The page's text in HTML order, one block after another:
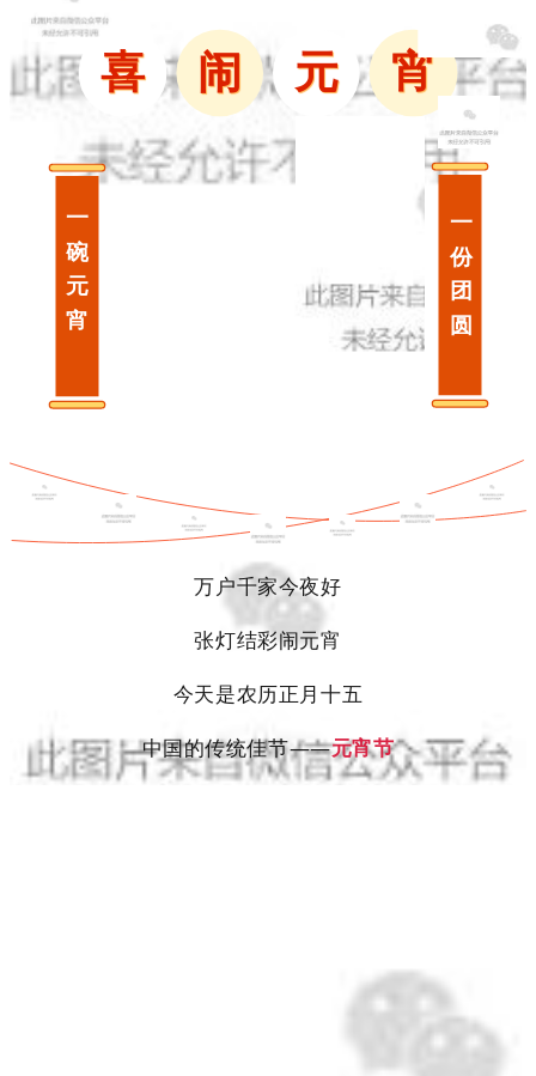
喜 闹 元 宵
一
碗
元
宵
一
份
团
圆
万户千家今夜好
张灯结彩闹元宵
今天是农历正月十五
中国的传统佳节——元宵节